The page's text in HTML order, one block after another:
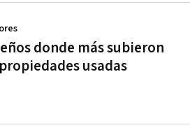
donde más subieron
usadas